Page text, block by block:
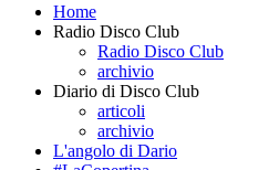
Home
Radio Disco Club
Radio Disco Club
archivio
Diario di Disco Club
articoli
archivio
L'angolo di Dario